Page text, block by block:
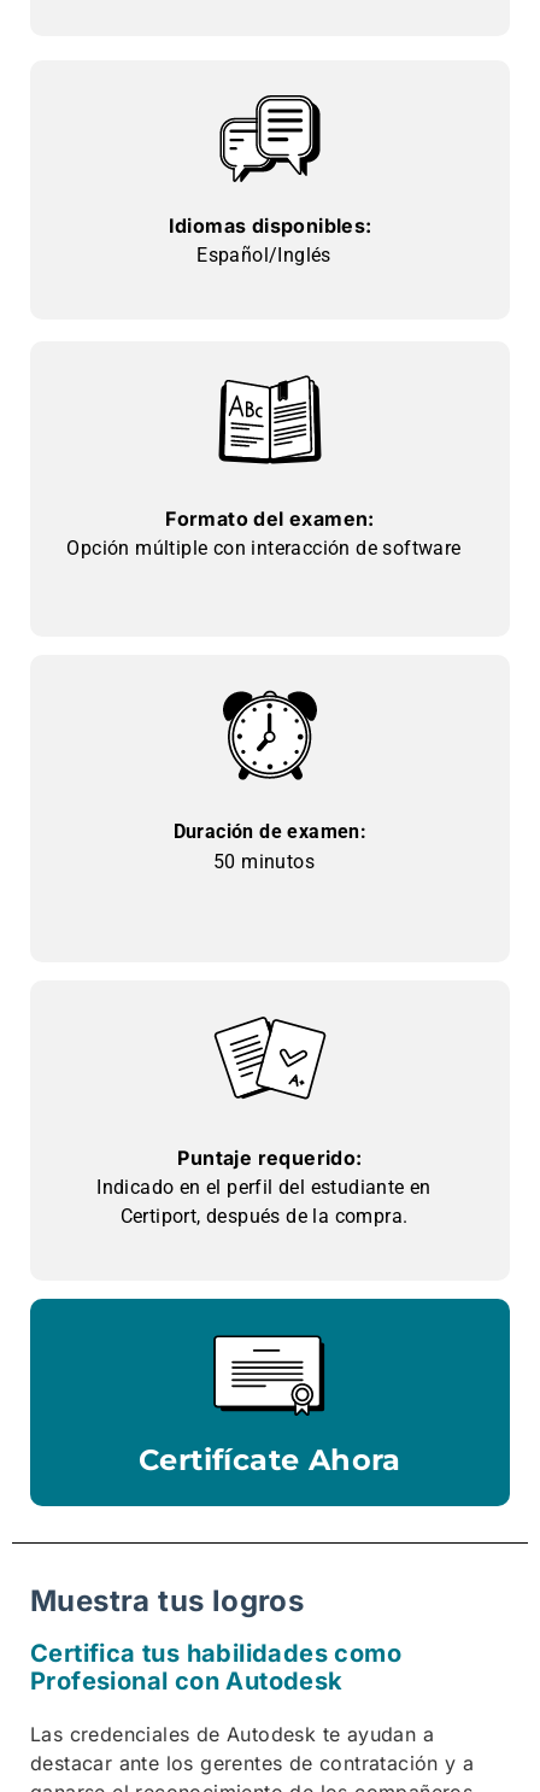
Idiomas disponibles:
Español/Inglés
Formato del examen:
Opción múltiple con interacción de software
Duración de examen:
50 minutos
Puntaje requerido:
Indicado en el perfil del estudiante en
Certiport, después de la compra.
Certifícate Ahora
Muestra tus logros
Certifica tus habilidades como
Profesional con Autodesk
Las credenciales de Autodesk te ayudan a
destacar ante los gerentes de contratación y a